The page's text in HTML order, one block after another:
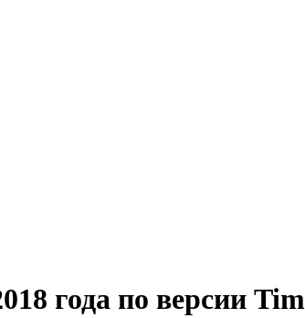
года по версии